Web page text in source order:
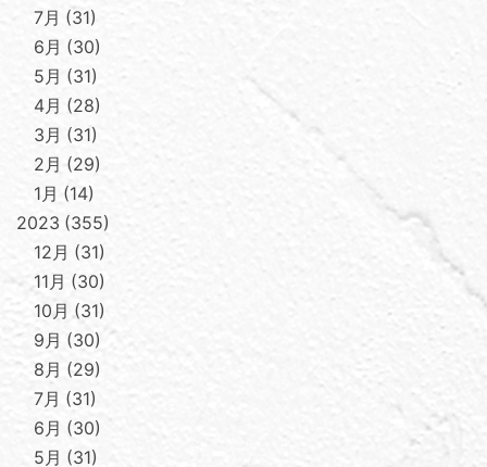
7月
31
6月
30
5月
31
4月
28
3月
31
2月
29
1月
14
2023 355
12月
31
11月
30
10月
31
9月
30
8月
29
7月
31
6月
30
5月
31